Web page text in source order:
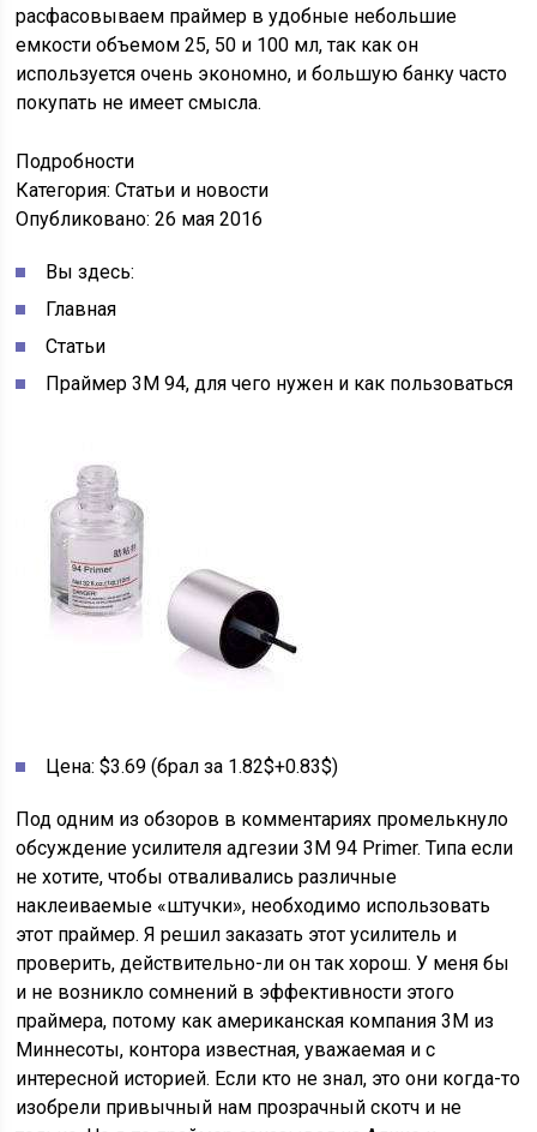
расфасовываем праймер в удобные небольшие
емкости объемом 25, 50 и 100 мл, так как он
используется очень экономно, и большую банку часто
покупать не имеет смысла.
Подробности
Категория: Статьи и новости
Опубликовано: 26 мая 2016
Вы здесь:
Главная
Статьи
Праймер 3М 94, для чего нужен и как пользоваться
Цена: $3.69 (брал за 1.82$+0.83$)
Под одним из обзоров в комментариях промелькнуло
обсуждение усилителя адгезии 3М 94 Primer. Типа если
не хотите, чтобы отваливались различные
наклеиваемые «штучки», необходимо использовать
этот праймер. Я решил заказать этот усилитель и
проверить, действительно-ли он так хорош. У меня бы
и не возникло сомнений в эффективности этого
праймера, потому как американская компания 3М из
Миннесоты, контора известная, уважаемая и с
интересной историей. Если кто не знал, это они когда-то
изобрели привычный нам прозрачный скотч и не